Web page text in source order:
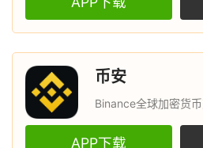
币安
Binance全球加密货
APP下载